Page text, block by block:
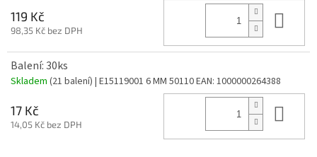
119 Kč
98,35 Kč bez DPH
Balení: 30ks
Skladem (21 balení) | E15119001 6 MM 50110EAN: 1000000264388
17 Kč
14,05 Kč bez DPH